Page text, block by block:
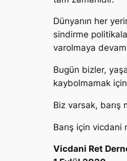
Dünyanın her
sindirme
varolmaya
Bugün bizler,
kaybolmamak
Biz varsak, barış
Barış için vicdani
Vicdani Ret